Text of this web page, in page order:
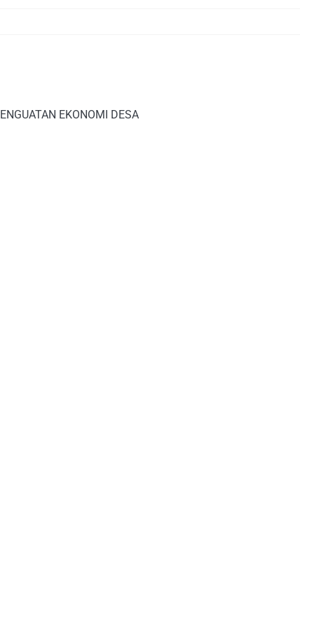
EKONOMI DESA